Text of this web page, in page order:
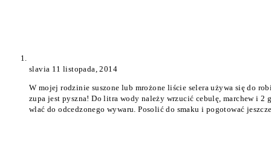
slavia 11 listopada, 2014
W mojej rodzinie suszone lub mrożone liście selera używa się do
zupa jest pyszna! Do litra wody należy wrzucić cebulę, marchew i
wlać do odcedzonego wywaru. Posolić do smaku i pogotować